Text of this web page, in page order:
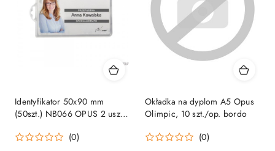
Identyfikator 50x90 mm
(50szt.) NB066 OPUS 2 uszka
(0)
Okładka na dyplom A5 Opus
Olimpic, 10 szt./op. bordo
(0)